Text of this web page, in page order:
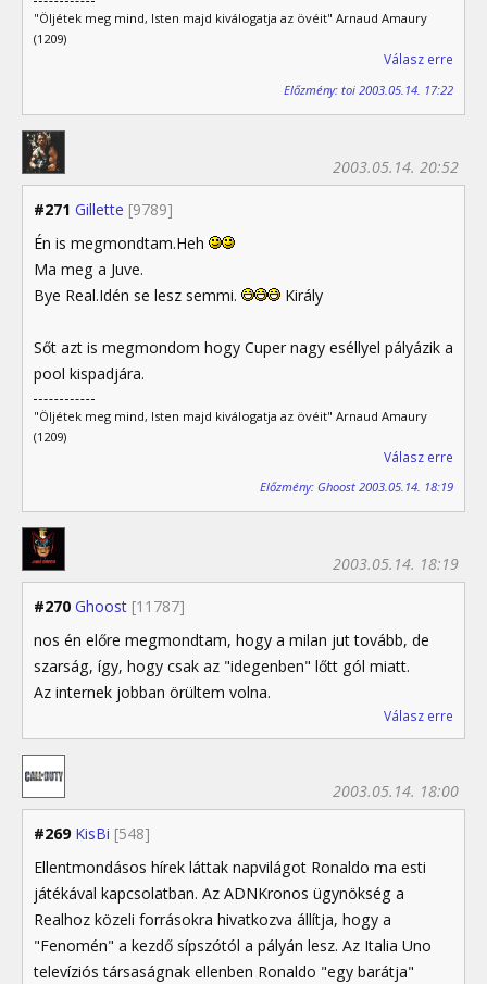
"Öljétek meg mind, Isten majd kiválogatja az övéit" Arnaud Amaury
(1209)
Válasz erre
Előzmény: toi 2003.05.14. 17:22
#271 Gillette [9789]
2003.05.14. 20:52
Én is megmondtam.Heh
Ma meg a Juve.
Bye Real.Idén se lesz semmi.
Király
Sőt azt is megmondom hogy Cuper nagy eséllyel pályázik a
pool kispadjára.
"Öljétek meg mind, Isten majd kiválogatja az övéit" Arnaud Amaury
(1209)
Válasz erre
Előzmény: Ghoost 2003.05.14. 18:19
#270 Ghoost [11787]
2003.05.14. 18:19
nos én előre megmondtam, hogy a milan jut tovább, de
szarság, így, hogy csak az "idegenben" lőtt gól miatt.
Az internek jobban örültem volna.
Válasz erre
#269 KisBi [548]
2003.05.14. 18:00
Ellentmondásos hírek láttak napvilágot Ronaldo ma esti
játékával kapcsolatban. Az ADNKronos ügynökség a
Realhoz közeli forrásokra hivatkozva állítja, hogy a
"Fenomén" a kezdő sípszótól a pályán lesz. Az Italia Uno
televíziós társaságnak ellenben Ronaldo "egy barátja"